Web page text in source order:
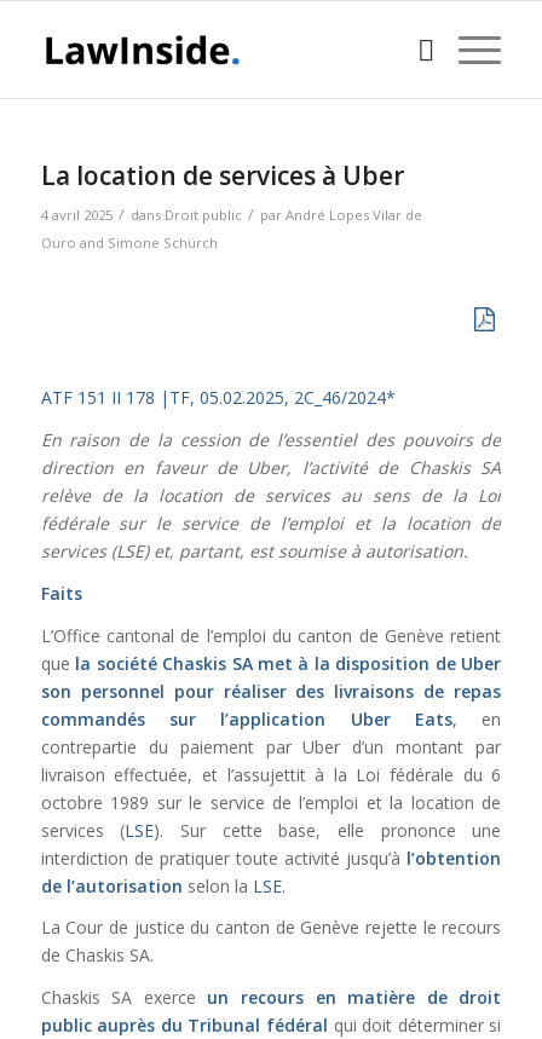
La location de services à Uber
4 avril 2025 / dans Droit public / par André Lopes Vilar de
Ouro and Simone Schürch
ATF 151 II 178 | TF, 05.02.2025, 2C_46/2024*
En raison de la cession de l’essentiel des pouvoirs de
direction en faveur de Uber, l’activité de Chaskis SA
relève de la location de services au sens de la Loi
fédérale sur le service de l’emploi et la location de
services (LSE) et, partant, est soumise à autorisation.
Faits
L’Office cantonal de l’emploi du canton de Genève retient
que la société Chaskis SA met à la disposition de Uber
son personnel pour réaliser des livraisons de repas
commandés sur l’application Uber Eats, en
contrepartie du paiement par Uber d’un montant par
livraison effectuée, et l’assujettit à la Loi fédérale du 6
octobre 1989 sur le service de l’emploi et la location de
services (LSE). Sur cette base, elle prononce une
interdiction de pratiquer toute activité jusqu’à l’obtention
de l’autorisation selon la LSE.
La Cour de justice du canton de Genève rejette le recours
de Chaskis SA.
Chaskis SA exerce un recours en matière de droit
public auprès du Tribunal fédéral qui doit déterminer si